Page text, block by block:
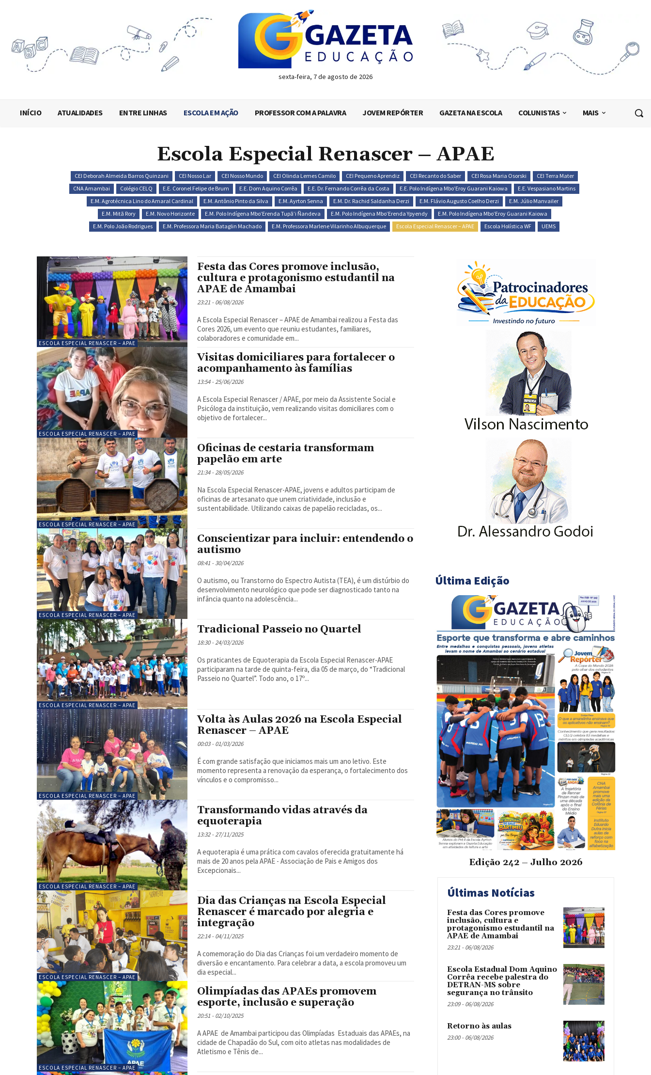
sexta-feira, 7 de agosto de 2026
INÍCIO ATUALIDADES ENTRE LINHAS ESCOLA EM AÇÃO PROFESSOR COM A PALAVRA JOVEM REPÓRTER GAZETA NA ESCOLA COLUNISTAS MAIS
Escola Especial Renascer – APAE
CEI Deborah Almeida Barros Quinzani CEI Nosso Lar CEI Nosso Mundo CEI Olinda Lemes Camilo CEI Pequeno Aprendiz CEI Recanto do Saber CEI Rosa Maria Osorski
CEI Terra Mater
CNA Amambai
Colégio CELQ E.E. Coronel Felipe de Brum E.E. Dom Aquino Corrêa E.E. Dr. Fernando Corrêa da Costa E.E. Polo Indígena Mbo’Eroy Guarani Kaiowa
E.E. Vespasiano Martins
E.M. Agrotécnica Lino do Amaral Cardinal
E.M. Antônio Pinto da Silva E.M. Ayrton Senna E.M. Dr. Rachid Saldanha Derzi E.M. Flávio Augusto Coelho Derzi
E.M. Júlio Manvailer
E.M. Mitã Rory
E.M. Novo Horizonte E.M. Polo Indígena Mbo’Erenda Tupã’i Ñandeva E.M. Polo Indígena Mbo’Erenda Ypyendy
E.M. Polo Indígena Mbo’Eroy Guarani Kaiowa
E.M. Polo João Rodrigues
E.M. Professora Maria Bataglin Machado E.M. Professora Marlene Vilarinho Albuquerque Escola Especial Renascer – APAE Escola Holística WF UEMS
ESCOLA ESPECIAL RENASCER – APAE
Festa das Cores promove inclusão,
cultura e protagonismo estudantil na
APAE de Amambai
23:21 - 06/08/2026
A Escola Especial Renascer – APAE de Amambai realizou a Festa das
Cores 2026, um evento que reuniu estudantes, familiares,
colaboradores e comunidade em...
ESCOLA ESPECIAL RENASCER – APAE
Visitas domiciliares para fortalecer o
acompanhamento às famílias
13:54 - 25/06/2026
A Escola Especial Renascer / APAE, por meio da Assistente Social e
Psicóloga da instituição, vem realizando visitas domiciliares com o
objetivo de fortalecer...
ESCOLA ESPECIAL RENASCER – APAE
Oficinas de cestaria transformam
papelão em arte
21:34 - 28/05/2026
Na Escola Especial Renascer-APAE, jovens e adultos participam de
oficinas de artesanato que unem criatividade, inclusão e
sustentabilidade. Utilizando caixas de papelão recicladas, os...
ESCOLA ESPECIAL RENASCER – APAE
Conscientizar para incluir: entendendo o
autismo
08:41 - 30/04/2026
O autismo, ou Transtorno do Espectro Autista (TEA), é um distúrbio do
desenvolvimento neurológico que pode ser diagnosticado tanto na
infância quanto na adolescência...
ESCOLA ESPECIAL RENASCER – APAE
Tradicional Passeio no Quartel
18:30 - 24/03/2026
Os praticantes de Equoterapia da Escola Especial Renascer-APAE
participaram na tarde de quinta-feira, dia 05 de março, do “Tradicional
Passeio no Quartel”. Todo ano, o 17º...
ESCOLA ESPECIAL RENASCER – APAE
Volta às Aulas 2026 na Escola Especial
Renascer – APAE
00:03 - 01/03/2026
É com grande satisfação que iniciamos mais um ano letivo. Este
momento representa a renovação da esperança, o fortalecimento dos
vínculos e o compromisso...
ESCOLA ESPECIAL RENASCER – APAE
Transformando vidas através da
equoterapia
13:32 - 27/11/2025
A equoterapia é uma prática com cavalos oferecida gratuitamente há
mais de 20 anos pela APAE - Associação de Pais e Amigos dos
Excepcionais...
ESCOLA ESPECIAL RENASCER – APAE
Dia das Crianças na Escola Especial
Renascer é marcado por alegria e
integração
22:14 - 04/11/2025
A comemoração do Dia das Crianças foi um verdadeiro momento de
diversão e encantamento. Para celebrar a data, a escola promoveu um
dia especial...
ESCOLA ESPECIAL RENASCER – APAE
Olimpíadas das APAEs promovem
esporte, inclusão e superação
20:51 - 02/10/2025
A APAE de Amambai participou das Olimpíadas Estaduais das APAEs, na
cidade de Chapadão do Sul, com oito atletas nas modalidades de
Atletismo e Tênis de...
Última Edição
Edição 242 – Julho 2026
Últimas Notícias
Festa das Cores promove
inclusão, cultura e
protagonismo estudantil na
APAE de Amambai
23:21 - 06/08/2026
Escola Estadual Dom Aquino
Corrêa recebe palestra do
DETRAN-MS sobre
segurança no trânsito
23:09 - 06/08/2026
Retorno às aulas
23:00 - 06/08/2026